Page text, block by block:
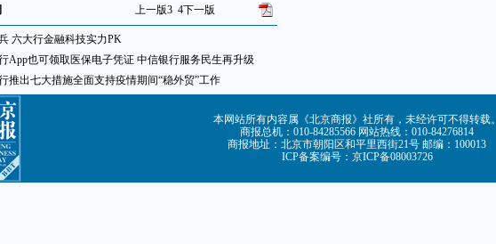
上一版3 4下一版
六大行金融科技实力PK
App也可领取医保电子凭证 中信银行服务民生再升级
推出七大措施全面支持疫情期间“稳外贸”工作
本网站所有内容属《北京商报》社所有，未经许可不得转载。
商报总机：010-84285566 网站热线：010-84276814
商报地址：北京市朝阳区和平里西街21号 邮编：100013
ICP备案编号：京ICP备08003726